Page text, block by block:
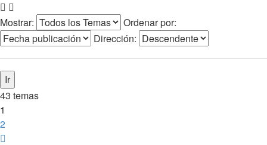
Mostrar:
Ordenar por:
Dirección:
43 temas
1
2